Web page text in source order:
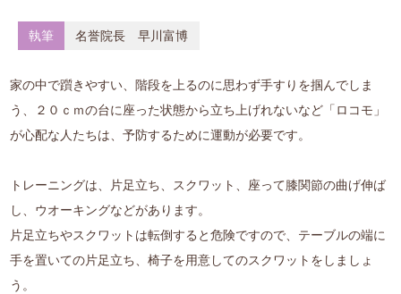
執筆 名誉院長 早川富博
家の中で躓きやすい、階段を上るのに思わず手すりを掴んでしま
う、２０ｃｍの台に座った状態から立ち上げれないなど「ロコモ」
が心配な人たちは、予防するために運動が必要です。
トレーニングは、片足立ち、スクワット、座って膝関節の曲げ伸ば
し、ウオーキングなどがあります。
片足立ちやスクワットは転倒すると危険ですので、テーブルの端に
手を置いての片足立ち、椅子を用意してのスクワットをしましょ
う。